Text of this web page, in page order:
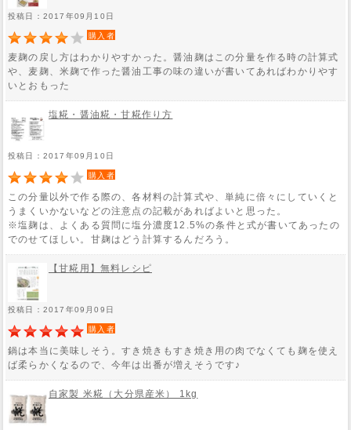
投稿日：2017年09月10日
購入者
麦麹の戻し方はわかりやすかった。醤油麹はこの分量を作る時の計算式
や、麦麹、米麹で作った醤油工事の味の違いが書いてあればわかりやす
いとおもった
塩糀・醤油糀・甘糀作り方
投稿日：2017年09月10日
購入者
この分量以外で作る際の、各材料の計算式や、単純に倍々にしていくと
うまくいかないなどの注意点の記載があればよいと思った。
※塩麹は、よくある質問に塩分濃度12.5%の条件と式が書いてあったの
でのせてほしい。甘麹はどう計算するんだろう。
【甘糀用】無料レシピ
投稿日：2017年09月09日
購入者
鍋は本当に美味しそう。すき焼きもすき焼き用の肉でなくても麹を使え
ば柔らかくなるので、今年は出番が増えそうです♪
自家製 米糀（大分県産米） 1kg